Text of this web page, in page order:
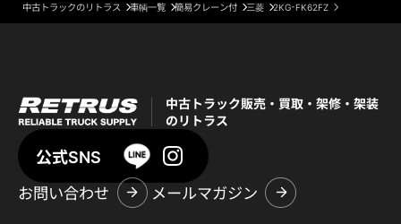
中古トラックのリトラス 車輌一覧 簡易クレーン付 三菱 2KG-FK62FZ
中古トラック販売・買取・架修・架装
のリトラス
公式SNS
お問い合わせ
メールマガジン